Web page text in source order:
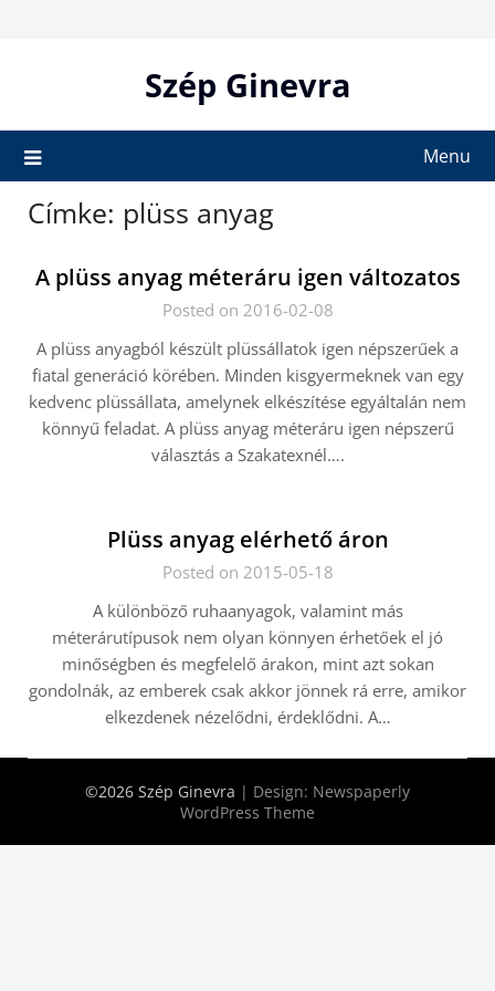
Szép Ginevra
Menu
Címke: plüss anyag
A plüss anyag méteráru igen változatos
Posted on 2016-02-08
A plüss anyagból készült plüssállatok igen népszerűek a
fiatal generáció körében. Minden kisgyermeknek van egy
kedvenc plüssállata, amelynek elkészítése egyáltalán nem
könnyű feladat. A plüss anyag méteráru igen népszerű
választás a Szakatexnél….
Plüss anyag elérhető áron
Posted on 2015-05-18
A különböző ruhaanyagok, valamint más
méterárutípusok nem olyan könnyen érhetőek el jó
minőségben és megfelelő árakon, mint azt sokan
gondolnák, az emberek csak akkor jönnek rá erre, amikor
elkezdenek nézelődni, érdeklődni. A…
©2026 Szép Ginevra | Design: Newspaperly
WordPress Theme